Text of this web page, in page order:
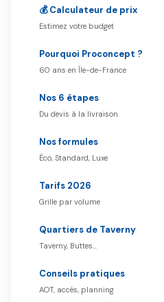
💰 Calculateur de prix
Estimez votre budget
Pourquoi Proconcept ?
60 ans en Île-de-France
Nos 6 étapes
Du devis à la livraison
Nos formules
Éco, Standard, Luxe
Tarifs 2026
Grille par volume
Quartiers de Taverny
Taverny, Buttes…
Conseils pratiques
AOT, accès, planning